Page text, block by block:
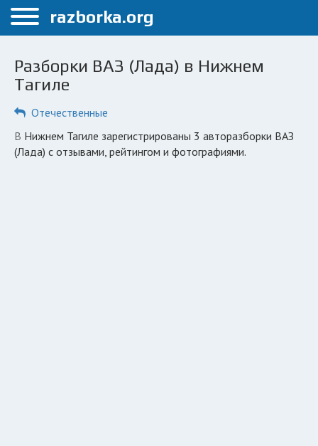
Меню
Нижний Тагил
Автосервисы
Разборки ВАЗ (Лада) в Нижнем
Тагиле
Отечественные
в Нижнем Тагиле зарегистрированы 3 авторазборки ВАЗ
(Лада) с отзывами, рейтингом и фотографиями.
razborka.org